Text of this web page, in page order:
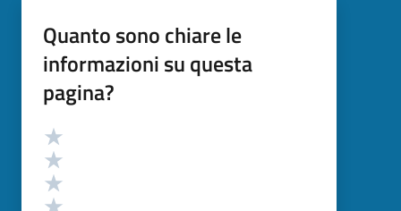
Quanto sono chiare le
informazioni su questa
pagina?
Valutazione